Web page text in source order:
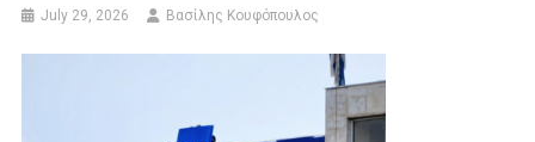
July 29, 2026 Βασίλης Κουφόπουλος